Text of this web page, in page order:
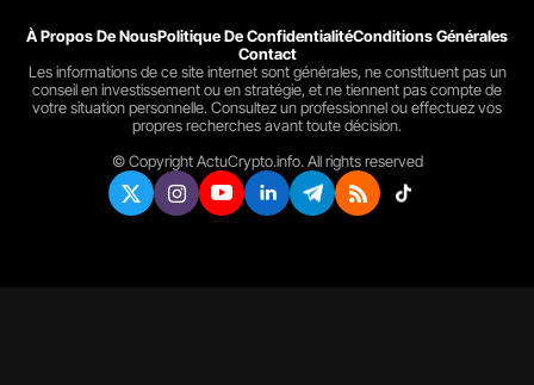
À Propos De NousPolitique De ConfidentialitéConditions Générales
Contact
Les informations de ce site internet sont générales, ne constituent pas un
conseil en investissement ou en stratégie, et ne tiennent pas compte de
votre situation personnelle. Consultez un professionnel ou effectuez vos
propres recherches avant toute décision.
© Copyright ActuCrypto.info. All rights reserved